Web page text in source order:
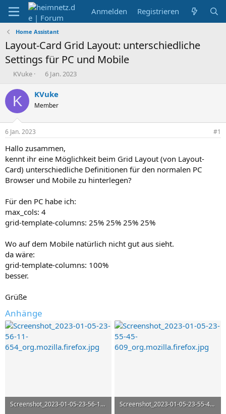
Anmelden Registrieren
Home Assistant
Layout-Card Grid Layout: unterschiedliche
Settings für PC und Mobile
E
s
e
r
KVuke
E
s
e
t
a
6 Jan. 2023
K KVuke
Member
6 Jan. 2023 #1
Hallo zusammen,
kennt ihr eine Möglichkeit beim Grid Layout (von Layout-
Card) unterschiedliche Definitionen für den normalen PC
Browser und Mobile zu hinterlegen?
Für den PC habe ich:
max_cols: 4
grid-template-columns: 25% 25% 25% 25%
Wo auf dem Mobile natürlich nicht gut aus sieht.
da wäre:
grid-template-columns: 100%
besser.
Grüße
Anhänge
Screenshot_2023-01-05-23-56-11-654_org.mozilla.firefox.jpg
Screenshot_2023-01-05-23-55-45-609_org.mozilla.firefox.jpg